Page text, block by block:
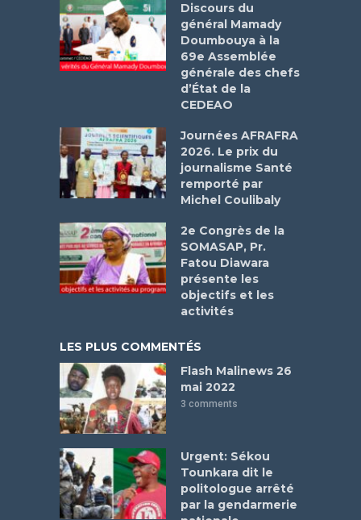
Discours du
général Mamady
Doumbouya à la
69e Assemblée
générale des chefs
d’État de la
CEDEAO
Journées AFRAFRA
2026. Le prix du
journalisme Santé
remporté par
Michel Coulibaly
2e Congrès de la
SOMASAP, Pr.
Fatou Diawara
présente les
objectifs et les
activités
LES PLUS COMMENTÉS
Flash Malinews 26
mai 2022
3 comments
Urgent: Sékou
Tounkara dit le
politologue arrêté
par la gendarmerie